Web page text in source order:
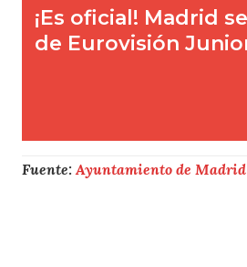
Fuente:Ayuntamiento de Madrid